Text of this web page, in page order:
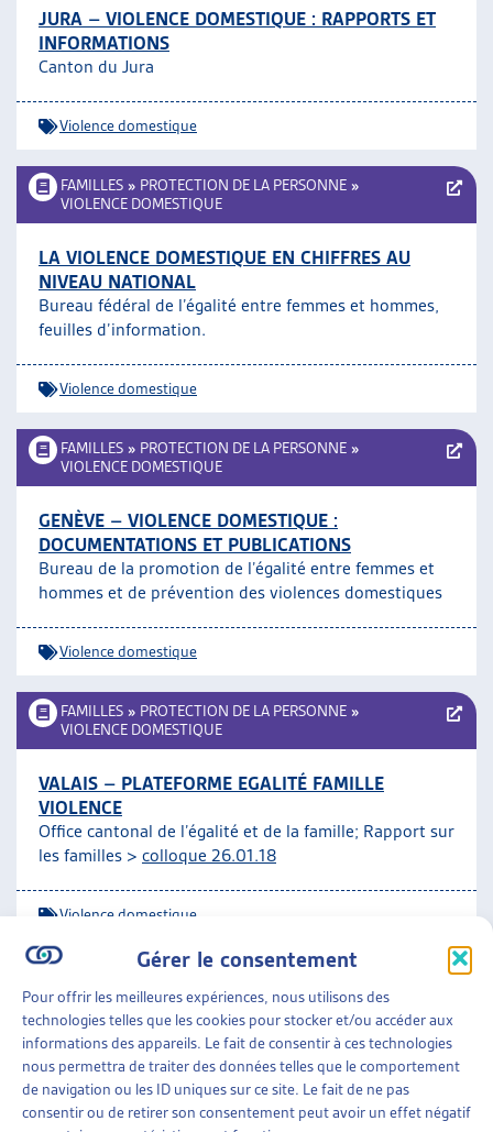
Gérer le consentement
Pour offrir les meilleures expériences, nous utilisons des
technologies telles que les cookies pour stocker et/ou accéder aux
informations des appareils. Le fait de consentir à ces technologies
nous permettra de traiter des données telles que le comportement
de navigation ou les ID uniques sur ce site. Le fait de ne pas
consentir ou de retirer son consentement peut avoir un effet négatif
JURA – VIOLENCE DOMESTIQUE : RAPPORTS ET
INFORMATIONS
Canton du Jura
Violence domestique
FAMILLES » PROTECTION DE LA PERSONNE »
VIOLENCE DOMESTIQUE
LA VIOLENCE DOMESTIQUE EN CHIFFRES AU
NIVEAU NATIONAL
Bureau fédéral de l’égalité entre femmes et hommes,
feuilles d’information.
Violence domestique
FAMILLES » PROTECTION DE LA PERSONNE »
VIOLENCE DOMESTIQUE
GENÈVE – VIOLENCE DOMESTIQUE :
DOCUMENTATIONS ET PUBLICATIONS
Bureau de la promotion de l’égalité entre femmes et
hommes et de prévention des violences domestiques
Violence domestique
FAMILLES » PROTECTION DE LA PERSONNE »
VIOLENCE DOMESTIQUE
VALAIS – PLATEFORME EGALITÉ FAMILLE
VIOLENCE
Office cantonal de l’égalité et de la famille; Rapport sur
les familles > colloque 26.01.18
Violence domestique
VIOLENCE DOMESTIQUE
MAISONS D’ACCUEIL POUR FEMMES EN SUISSE :
ANALYSE DE LA SITUATION ET DES BESOINS
Bureau fédéral de l’égalité entre femmes et hommes,
rapport, nov. 2014